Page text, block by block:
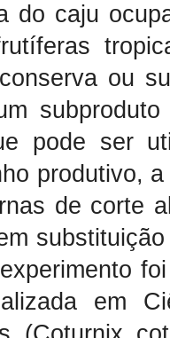
do caju
ou
pode ser
produtivo,
de corte
em